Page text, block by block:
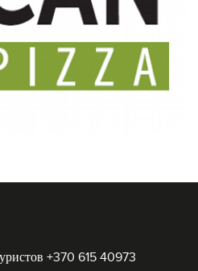
+370 615 40973